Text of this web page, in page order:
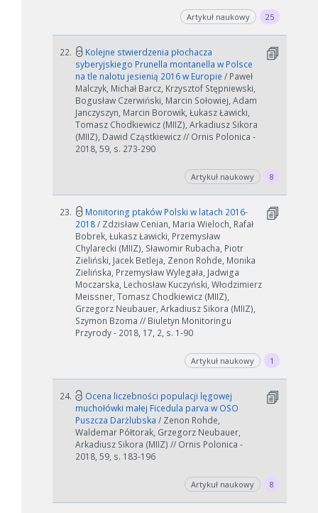
Artykuł naukowy 25
22.
Kolejne stwierdzenia płochacza
syberyjskiego Prunella montanella w Polsce
na tle nalotu jesienią 2016 w Europie / Paweł
Malczyk, Michał Barcz, Krzysztof Stępniewski,
Bogusław Czerwiński, Marcin Sołowiej, Adam
Janczyszyn, Marcin Borowik, Łukasz Ławicki,
Tomasz Chodkiewicz (MIIZ), Arkadiusz Sikora
(MIIZ), Dawid Cząstkiewicz // Ornis Polonica -
2018, 59, s. 273-290
Artykuł naukowy 8
23.
Monitoring ptaków Polski w latach 2016-
2018/ Zdzisław Cenian, Maria Wieloch, Rafał
Bobrek, Łukasz Ławicki, Przemysław
Chylarecki (MIIZ), Sławomir Rubacha, Piotr
Zieliński, Jacek Betleja, Zenon Rohde, Monika
Zielińska, Przemysław Wylegała, Jadwiga
Moczarska, Lechosław Kuczyński, Włodzimierz
Meissner, Tomasz Chodkiewicz (MIIZ),
Grzegorz Neubauer, Arkadiusz Sikora (MIIZ),
Szymon Bzoma // Biuletyn Monitoringu
Przyrody - 2018, 17, 2, s. 1-90
Artykuł naukowy 1
24.
Ocena liczebności populacji lęgowej
muchołówki małej Ficedula parva w OSO
Puszcza Darżlubska / Zenon Rohde,
Waldemar Półtorak, Grzegorz Neubauer,
Arkadiusz Sikora (MIIZ) // Ornis Polonica -
2018, 59, s. 183-196
Artykuł naukowy 8